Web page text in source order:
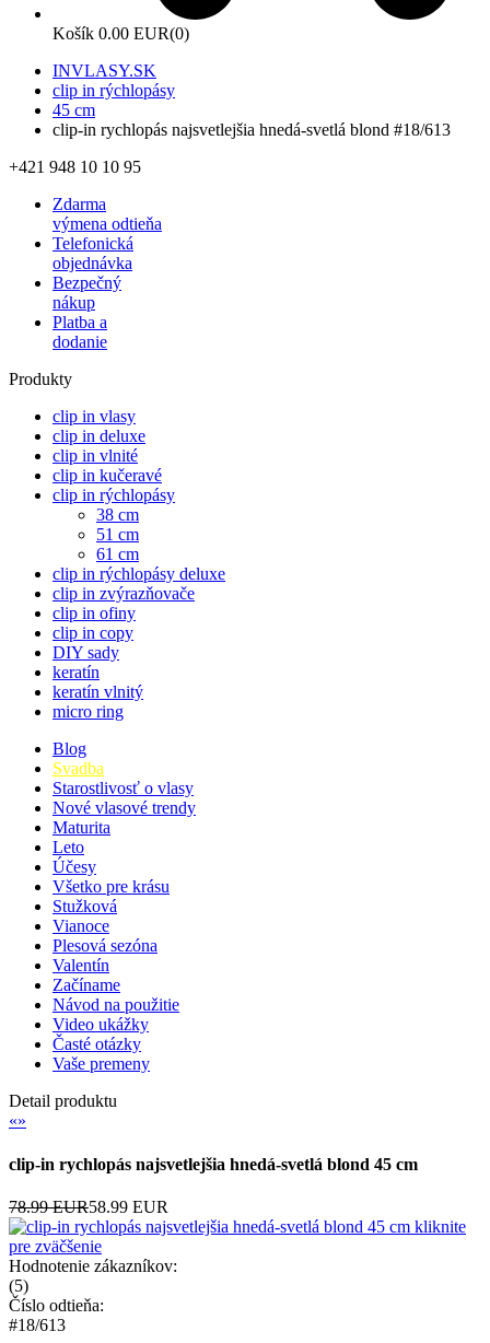
Košík 0.00 EUR(0)
INVLASY.SK
clip in rýchlopásy
45 cm
clip-in rychlopás najsvetlejšia hnedá-svetlá blond #18/613
+421 948 10 10 95
Zdarma
výmena odtieňa
Telefonická
objednávka
Bezpečný
nákup
Platba a
dodanie
Produkty
clip in vlasy
clip in deluxe
clip in vlnité
clip in kučeravé
clip in rýchlopásy
38 cm
51 cm
61 cm
clip in rýchlopásy deluxe
clip in zvýrazňovače
clip in ofiny
clip in copy
DIY sady
keratín
keratín vlnitý
micro ring
Blog
Svadba
Starostlivosť o vlasy
Nové vlasové trendy
Maturita
Leto
Účesy
Všetko pre krásu
Stužková
Vianoce
Plesová sezóna
Valentín
Začíname
Návod na použitie
Video ukážky
Časté otázky
Vaše premeny
Detail produktu
«»
clip-in rychlopás najsvetlejšia hnedá-svetlá blond 45 cm
78.99 EUR58.99 EUR
kliknite
pre zväčšenie
Hodnotenie zákazníkov:
(5)
Číslo odtieňa:
#18/613